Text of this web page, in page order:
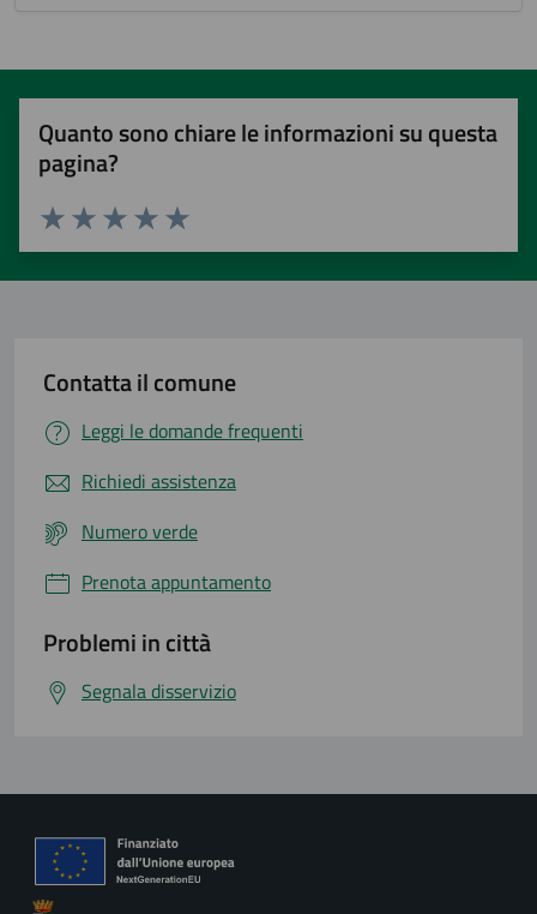
Quanto sono chiare le informazioni su questa
pagina?
Valuta 5 stelle su 5
Valuta 4 stelle su 5
Valuta 3 stelle su 5
Valuta 2 stelle su 5
Valuta 1 stelle su 5
Contatta il comune
Leggi le domande frequenti
Richiedi assistenza
Numero verde
Prenota appuntamento
Problemi in città
Segnala disservizio